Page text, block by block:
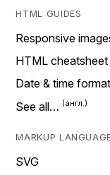
HTML GUIDES
Responsive
HTML cheatsheet
Date & time
See all…
MARKUP
SVG